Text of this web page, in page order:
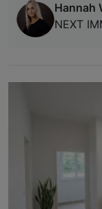
Hannah
NEXT